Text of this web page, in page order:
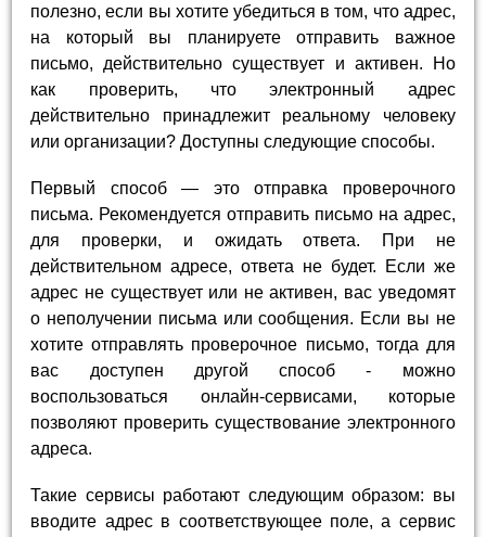
полезно, если вы хотите убедиться в том, что адрес,
на который вы планируете отправить важное
письмо, действительно существует и активен. Но
как проверить, что электронный адрес
действительно принадлежит реальному человеку
или организации? Доступны следующие способы.
Первый способ — это отправка проверочного
письма. Рекомендуется отправить письмо на адрес,
для проверки, и ожидать ответа. При не
действительном адресе, ответа не будет. Если же
адрес не существует или не активен, вас уведомят
о неполучении письма или сообщения. Если вы не
хотите отправлять проверочное письмо, тогда для
вас доступен другой способ - можно
воспользоваться онлайн-сервисами, которые
позволяют проверить существование электронного
адреса.
Такие сервисы работают следующим образом: вы
вводите адрес в соответствующее поле, а сервис